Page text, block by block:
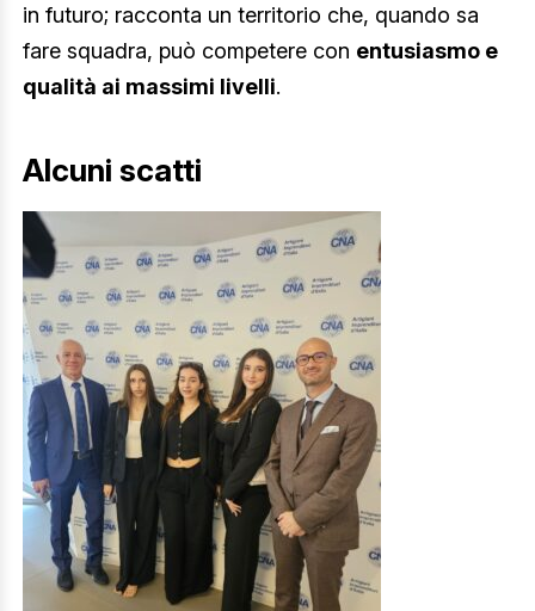
in futuro; racconta un territorio che, quando sa
fare squadra, può competere con entusiasmo e
qualità ai massimi livelli.
Alcuni scatti